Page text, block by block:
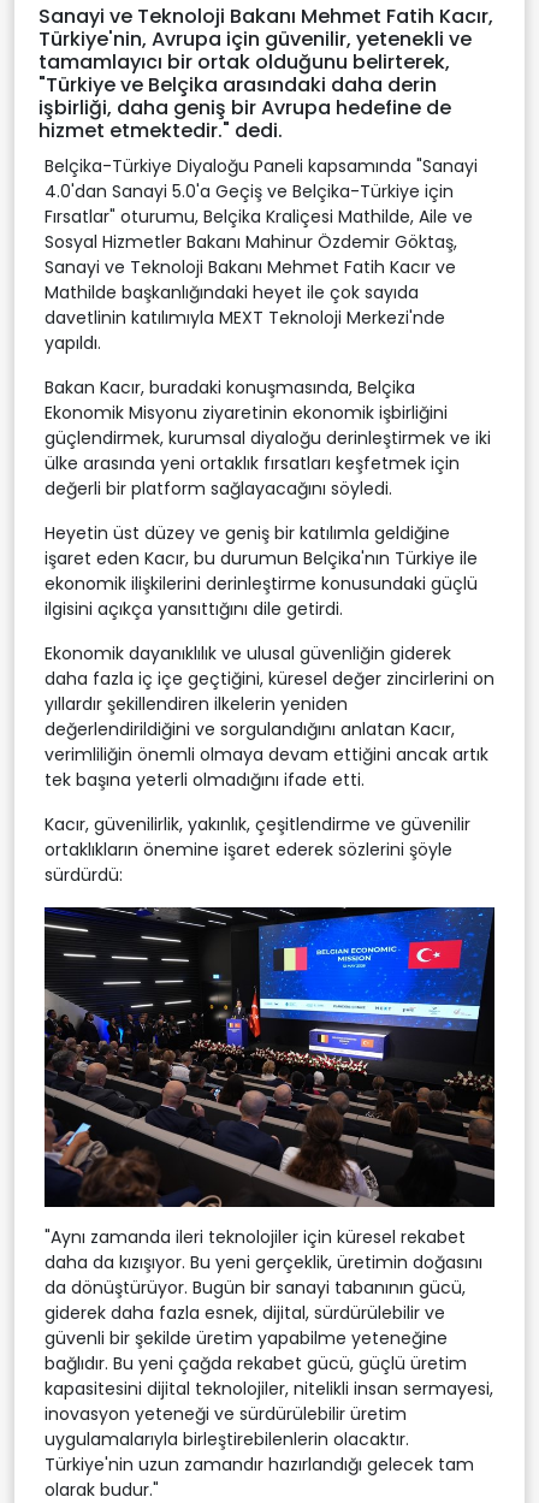
Sanayi ve Teknoloji Bakanı Mehmet Fatih Kacır,
Türkiye'nin, Avrupa için güvenilir, yetenekli ve
tamamlayıcı bir ortak olduğunu belirterek,
"Türkiye ve Belçika arasındaki daha derin
işbirliği, daha geniş bir Avrupa hedefine de
hizmet etmektedir." dedi.
Belçika-Türkiye Diyaloğu Paneli kapsamında "Sanayi
4.0'dan Sanayi 5.0'a Geçiş ve Belçika-Türkiye için
Fırsatlar" oturumu, Belçika Kraliçesi Mathilde, Aile ve
Sosyal Hizmetler Bakanı Mahinur Özdemir Göktaş,
Sanayi ve Teknoloji Bakanı Mehmet Fatih Kacır ve
Mathilde başkanlığındaki heyet ile çok sayıda
davetlinin katılımıyla MEXT Teknoloji Merkezi'nde
yapıldı.
Bakan Kacır, buradaki konuşmasında, Belçika
Ekonomik Misyonu ziyaretinin ekonomik işbirliğini
güçlendirmek, kurumsal diyaloğu derinleştirmek ve iki
ülke arasında yeni ortaklık fırsatları keşfetmek için
değerli bir platform sağlayacağını söyledi.
Heyetin üst düzey ve geniş bir katılımla geldiğine
işaret eden Kacır, bu durumun Belçika'nın Türkiye ile
ekonomik ilişkilerini derinleştirme konusundaki güçlü
ilgisini açıkça yansıttığını dile getirdi.
Ekonomik dayanıklılık ve ulusal güvenliğin giderek
daha fazla iç içe geçtiğini, küresel değer zincirlerini on
yıllardır şekillendiren ilkelerin yeniden
değerlendirildiğini ve sorgulandığını anlatan Kacır,
verimliliğin önemli olmaya devam ettiğini ancak artık
tek başına yeterli olmadığını ifade etti.
Kacır, güvenilirlik, yakınlık, çeşitlendirme ve güvenilir
ortaklıkların önemine işaret ederek sözlerini şöyle
sürdürdü:
"Aynı zamanda ileri teknolojiler için küresel rekabet
daha da kızışıyor. Bu yeni gerçeklik, üretimin doğasını
da dönüştürüyor. Bugün bir sanayi tabanının gücü,
giderek daha fazla esnek, dijital, sürdürülebilir ve
güvenli bir şekilde üretim yapabilme yeteneğine
bağlıdır. Bu yeni çağda rekabet gücü, güçlü üretim
kapasitesini dijital teknolojiler, nitelikli insan sermayesi,
inovasyon yeteneği ve sürdürülebilir üretim
uygulamalarıyla birleştirebilenlerin olacaktır.
Türkiye'nin uzun zamandır hazırlandığı gelecek tam
olarak budur."